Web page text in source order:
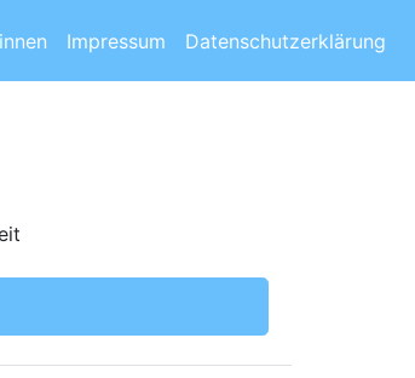
Impressum Datenschutzerklärung